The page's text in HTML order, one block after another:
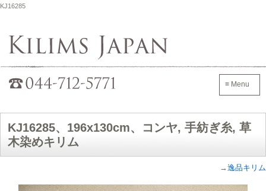
KJ16285
≡ Menu
KJ16285、196x130cm、コンヤ, 手紡ぎ糸, 草
木染めキリム
→逸品キリム